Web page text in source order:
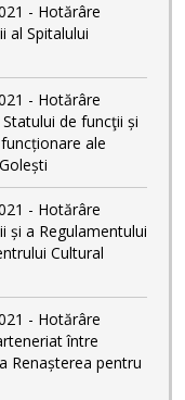
- Hotărâre
al Spitalului
- Hotărâre
de funcţii și
ale
- Hotărâre
și a Regulamentului
Cultural
- Hotărâre
între
Renașterea pentru